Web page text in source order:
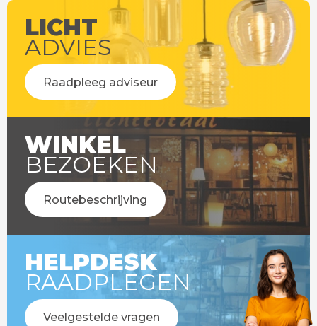
LICHT
ADVIES
Raadpleeg adviseur
WINKEL
BEZOEKEN
Routebeschrijving
HELPDESK
RAADPLEGEN
Veelgestelde vragen